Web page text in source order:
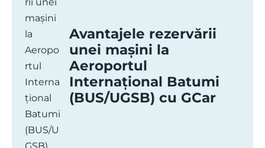
Avantajele rezervării
unei mașini la
Aeroportul
Internațional Batumi
(BUS/UGSB) cu GCar